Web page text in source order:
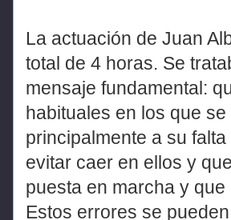
La actuación de Juan
total de 4 horas. Se
mensaje fundamental:
habituales en los que
principalmente a su
evitar caer en ellos y
puesta en marcha y
Estos errores se